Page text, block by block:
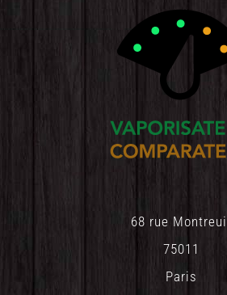
68 rue Montreuil
75011
Paris